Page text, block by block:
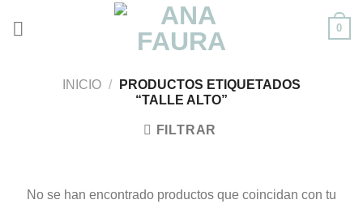
0
INICIO /
PRODUCTOS ETIQUETADOS
“TALLE ALTO”
FILTRAR
No se han encontrado productos que coincidan con tu